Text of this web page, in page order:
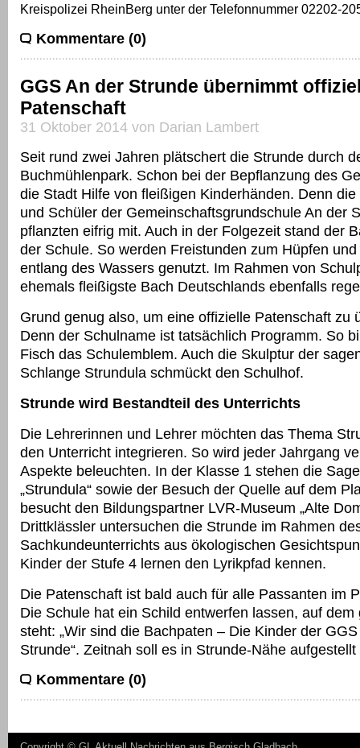
Kreispolizei RheinBerg unter der Telefonnummer 02202-
Kommentare (0)
GGS An der Strunde übernimmt
Patenschaft
31 Oktober 2014 von Darian Lambert
Seit rund zwei Jahren plätschert die Strunde durch
Buchmühlenpark. Schon bei der Bepflanzung des
die Stadt Hilfe von fleißigen Kinderhänden. Denn
und Schüler der Gemeinschaftsgrundschule An der
pflanzten eifrig mit. Auch in der Folgezeit stand der
der Schule. So werden Freistunden zum Hüpfen
entlang des Wassers genutzt. Im Rahmen von
ehemals fleißigste Bach Deutschlands ebenfalls
Grund genug also, um eine offizielle Patenschaft zu
Denn der Schulname ist tatsächlich Programm. So
Fisch das Schulemblem. Auch die Skulptur der
Schlange Strundula schmückt den Schulhof.
Strunde wird Bestandteil des Unterrichts
Die Lehrerinnen und Lehrer möchten das Thema
den Unterricht integrieren. So wird jeder Jahrgang
Aspekte beleuchten. In der Klasse 1 stehen die
„Strundula“ sowie der Besuch der Quelle auf dem
besucht den Bildungspartner LVR-Museum „Alte
Drittklässler untersuchen die Strunde im Rahmen
Sachkundeunterrichts aus ökologischen
Kinder der Stufe 4 lernen den Lyrikpfad kennen.
Die Patenschaft ist bald auch für alle Passanten im
Die Schule hat ein Schild entwerfen lassen, auf dem
steht: „Wir sind die Bachpaten – Die Kinder der
Strunde“. Zeitnah soll es in Strunde-Nähe
Kommentare (0)